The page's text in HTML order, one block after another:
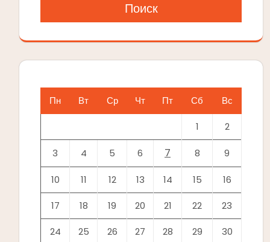
Поиск
Пн Вт Ср Чт Пт Сб Вс
1 2
3 4 5 6 7 8 9
10 11 12 13 14 15 16
17 18 19 20 21 22 23
24 25 26 27 28 29 30